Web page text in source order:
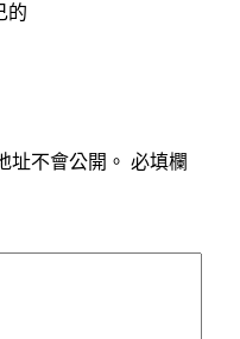
的
址不會公開。 必填欄